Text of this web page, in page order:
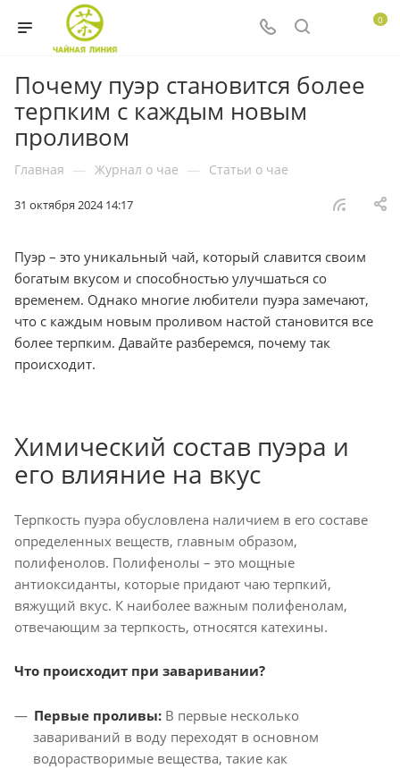
0
Почему пуэр становится более
терпким с каждым новым
проливом
Главная — Журнал о чае — Статьи о чае
31 октября 2024 14:17
Пуэр – это уникальный чай, который славится своим
богатым вкусом и способностью улучшаться со
временем. Однако многие любители пуэра замечают,
что с каждым новым проливом настой становится все
более терпким. Давайте разберемся, почему так
происходит.
Химический состав пуэра и
его влияние на вкус
Терпкость пуэра обусловлена наличием в его составе
определенных веществ, главным образом,
полифенолов. Полифенолы – это мощные
антиоксиданты, которые придают чаю терпкий,
вяжущий вкус. К наиболее важным полифенолам,
отвечающим за терпкость, относятся катехины.
Что происходит при заваривании?
Первые проливы: В первые несколько
завариваний в воду переходят в основном
водорастворимые вещества, такие как